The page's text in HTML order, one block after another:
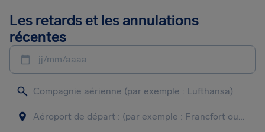
Les retards et les annulations
récentes
jj/mm/aaaa